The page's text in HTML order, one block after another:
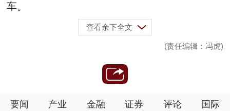
车。
查看余下全文
(责任编辑：冯虎)
要闻 产业 金融 证券 评论 国际